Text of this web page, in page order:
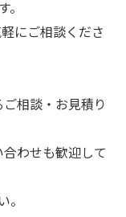
。
にご相談くださ
相談・お見積り
わせも歓迎して
。